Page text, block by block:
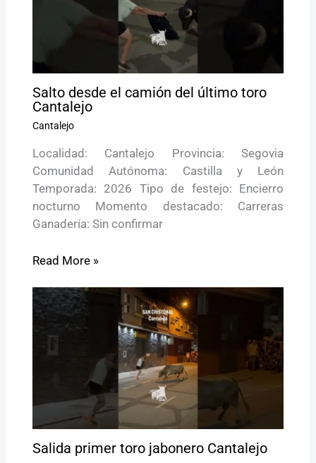
Salto desde el camión del último toro
Cantalejo
Cantalejo
Localidad: Cantalejo Provincia: Segovia
Comunidad Autónoma: Castilla y León
Temporada: 2026 Tipo de festejo: Encierro
nocturno Momento destacado: Carreras
Ganadería: Sin confirmar
Read More »
Salida primer toro jabonero Cantalejo